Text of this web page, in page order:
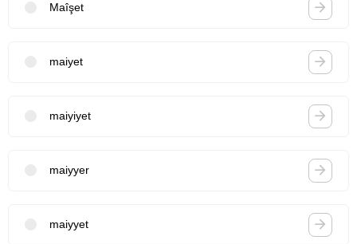
Maîşet
maiyet
maiyiyet
maiyyer
maiyyet